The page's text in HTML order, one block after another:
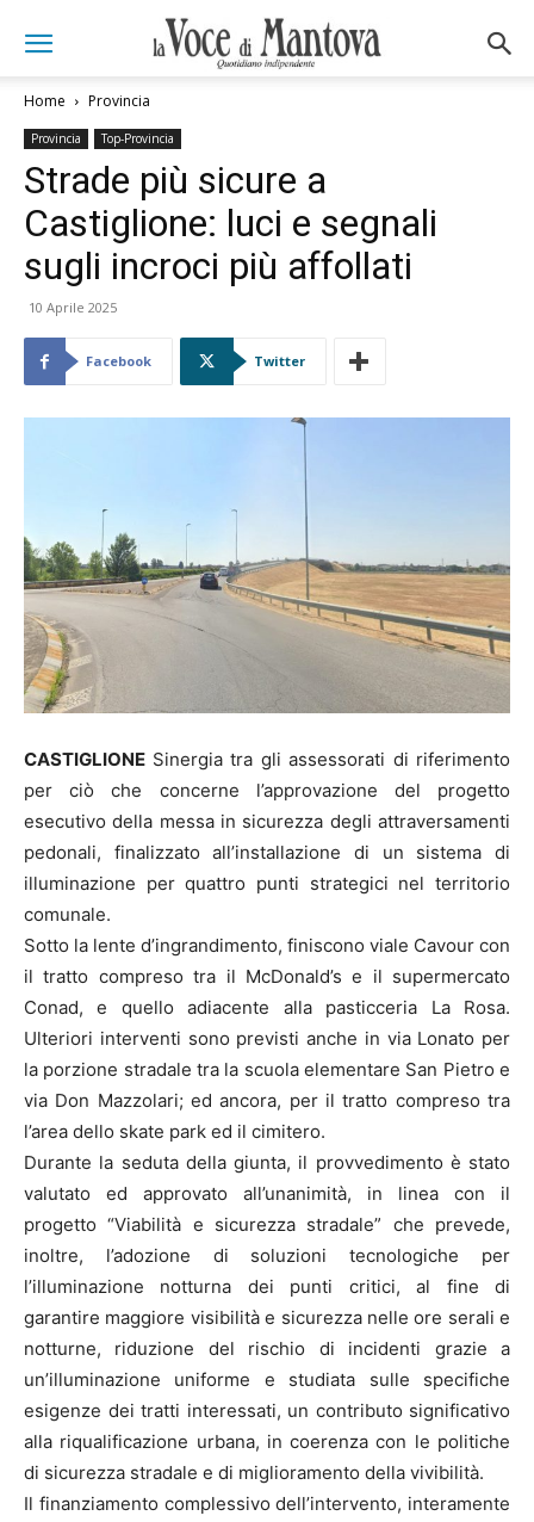
Home Provincia
Provincia Top-Provincia
Strade più sicure a
Castiglione: luci e segnali
sugli incroci più affollati
10 Aprile 2025
Facebook Twitter
CASTIGLIONE Sinergia tra gli assessorati di riferimento
per ciò che concerne l’approvazione del progetto
esecutivo della messa in sicurezza degli attraversamenti
pedonali, finalizzato all’installazione di un sistema di
illuminazione per quattro punti strategici nel territorio
comunale.
Sotto la lente d’ingrandimento, finiscono viale Cavour con
il tratto compreso tra il McDonald’s e il supermercato
Conad, e quello adiacente alla pasticceria La Rosa.
Ulteriori interventi sono previsti anche in via Lonato per
la porzione stradale tra la scuola elementare San Pietro e
via Don Mazzolari; ed ancora, per il tratto compreso tra
l’area dello skate park ed il cimitero.
Durante la seduta della giunta, il provvedimento è stato
valutato ed approvato all’unanimità, in linea con il
progetto “Viabilità e sicurezza stradale” che prevede,
inoltre, l’adozione di soluzioni tecnologiche per
l’illuminazione notturna dei punti critici, al fine di
garantire maggiore visibilità e sicurezza nelle ore serali e
notturne, riduzione del rischio di incidenti grazie a
un’illuminazione uniforme e studiata sulle specifiche
esigenze dei tratti interessati, un contributo significativo
alla riqualificazione urbana, in coerenza con le politiche
di sicurezza stradale e di miglioramento della vivibilità.
Il finanziamento complessivo dell’intervento, interamente